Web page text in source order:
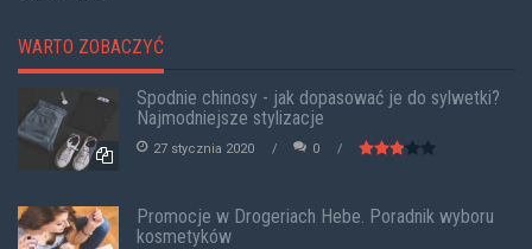
WARTO ZOBACZYĆ
Spodnie chinosy - jak dopasować je do sylwetki?
Najmodniejsze stylizacje
27 stycznia 2020 0
Promocje w Drogeriach Hebe. Poradnik wyboru
kosmetyków